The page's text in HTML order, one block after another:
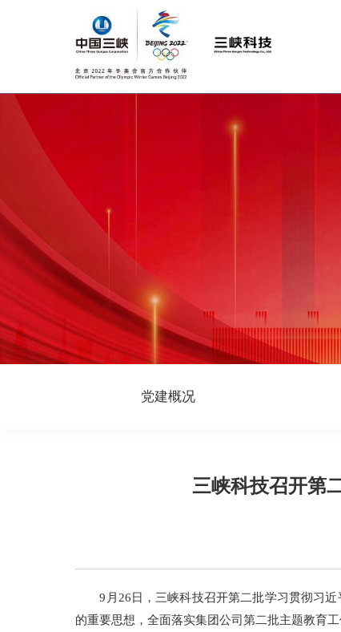
党建概况
三峡科技召开第
9月26日，三峡科技召开第二批学习贯彻习近
的重要思想，全面落实集团公司第二批主题教育